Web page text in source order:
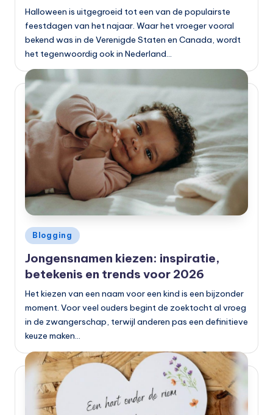
Halloween is uitgegroeid tot een van de populairste
feestdagen van het najaar. Waar het vroeger vooral
bekend was in de Verenigde Staten en Canada, wordt
het tegenwoordig ook in Nederland…
Geplaatst
in
Blogging
Jongensnamen kiezen: inspiratie,
betekenis en trends voor 2026
Het kiezen van een naam voor een kind is een bijzonder
moment. Voor veel ouders begint de zoektocht al vroeg
in de zwangerschap, terwijl anderen pas een definitieve
keuze maken…